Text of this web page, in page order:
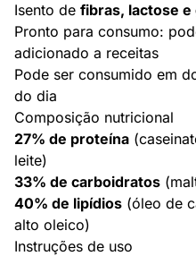
Isento de fibras, lactose e
Pronto para consumo:
adicionado a receitas
Pode ser consumido em
do dia
Composição nutricional
27% de proteína
leite)
33% de carboidratos
40% de lipídios (óleo de
alto oleico)
Instruções de uso